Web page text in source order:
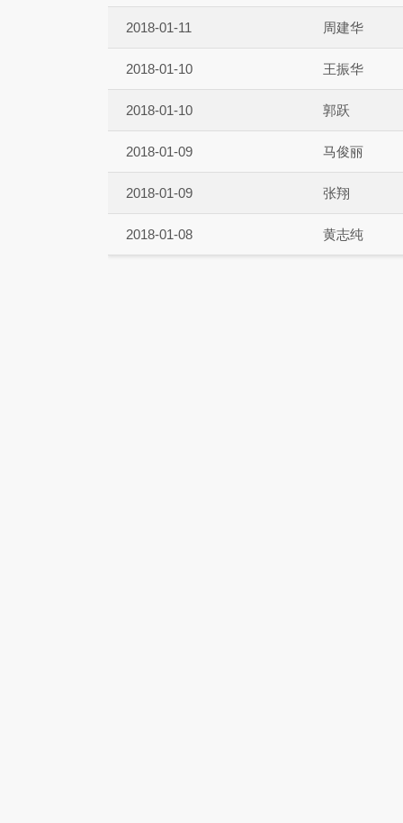
2018-01-11 周建华
2018-01-10 王振华
2018-01-10 郭跃
2018-01-09 马俊丽
2018-01-09 张翔
2018-01-08 黄志纯